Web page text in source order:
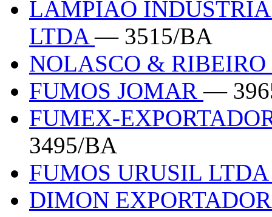
LAMPIAO
LTDA— 3515/BA
NOLASCO &
FUMOS JOMAR—
FUMEX-
3495/BA
FUMOS URUSIL
DIMON